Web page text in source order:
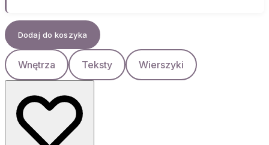
Dodaj do koszyka
Wnętrza Teksty Wierszyki